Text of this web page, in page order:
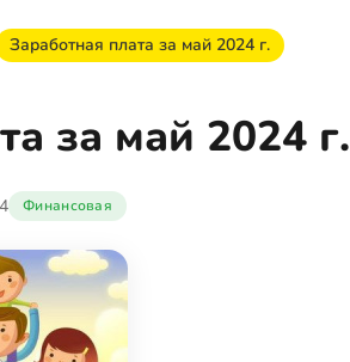
Заработная плата за май 2024 г.
за май 2024 г.
Финансовая